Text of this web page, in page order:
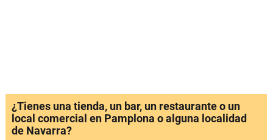
¿Tienes una tienda, un bar, un restaurante o un
local comercial en Pamplona o alguna localidad
de Navarra?